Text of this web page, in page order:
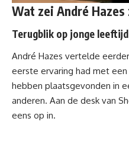
Wat zei André Hazes
Terugblik op jonge leeftijd
André Hazes vertelde
eerste ervaring had met
hebben plaatsgevonden in
anderen. Aan de desk van
eens op in.